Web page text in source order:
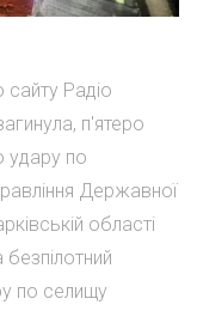
сайту Радіо
п'ятеро
удару по
Державної
області
по селищу